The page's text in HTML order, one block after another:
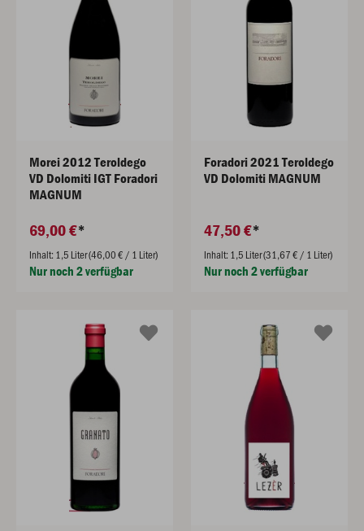
Morei 2012 Teroldego
VD Dolomiti IGT Foradori
MAGNUM
69,00 €
Inhalt: 1,5 Liter (46,00 € / 1 Liter)
Nur noch 2 verfügbar
Foradori 2021 Teroldego
VD Dolomiti MAGNUM
47,50 €
Inhalt: 1,5 Liter (31,67 € / 1 Liter)
Nur noch 2 verfügbar